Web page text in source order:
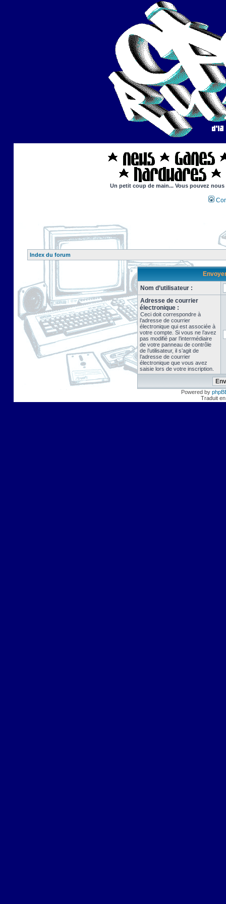
Un petit coup de main... Vous pouvez
Index du forum
Nom d’utilisateur :
Adresse de courrier
électronique :
Ceci doit correspondre à
l’adresse de courrier
électronique qui est associée à
votre compte. Si vous ne l’avez
pas modifié par l’intermédiaire
de votre panneau de contrôle
de l’utilisateur, il s’agit de
l’adresse de courrier
électronique que vous avez
saisie lors de votre inscription.
Powered by
Traduit